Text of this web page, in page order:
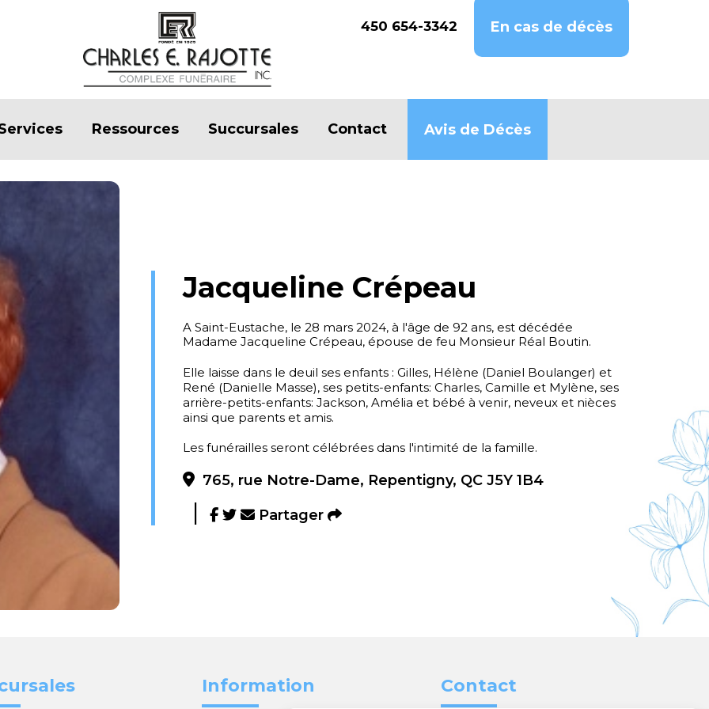
450 654-3342 En cas de décès
Ressources Succursales Contact Avis de Décès
Jacqueline Crépeau
A Saint-Eustache, le 28 mars 2024, à l'âge de 92 ans, est décédée
Madame Jacqueline Crépeau, épouse de feu Monsieur Réal Boutin.
Elle laisse dans le deuil ses enfants : Gilles, Hélène (Daniel Boulanger) et
René (Danielle Masse), ses petits-enfants: Charles, Camille et Mylène, ses
arrière-petits-enfants: Jackson, Amélia et bébé à venir, neveux et nièces
ainsi que parents et amis.
Les funérailles seront célébrées dans l'intimité de la famille.
765, rue Notre-Dame, Repentigny, QC J5Y 1B4
Partager
Information Contact